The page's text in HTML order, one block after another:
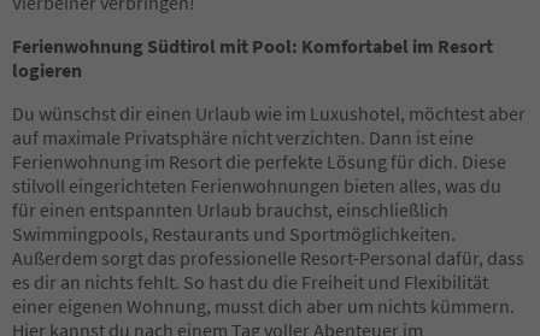
47
48
49
50
51
52
53
54
55
56
57
58
59
60
Ferienwohnung Südtirol mit Pool: Komfortabel im Resort
logieren
Du wünschst dir einen Urlaub wie im Luxushotel, möchtest aber
auf maximale Privatsphäre nicht verzichten. Dann ist eine
Ferienwohnung im Resort die perfekte Lösung für dich. Diese
stilvoll eingerichteten Ferienwohnungen bieten alles, was du
für einen entspannten Urlaub brauchst, einschließlich
Swimmingpools, Restaurants und Sportmöglichkeiten.
Außerdem sorgt das professionelle Resort-Personal dafür, dass
es dir an nichts fehlt. So hast du die Freiheit und Flexibilität
einer eigenen Wohnung, musst dich aber um nichts kümmern.
Hier kannst du nach einem Tag voller Abenteuer im